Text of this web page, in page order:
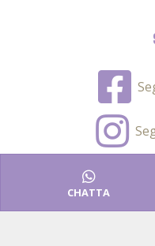
2026 Un
CHATTA